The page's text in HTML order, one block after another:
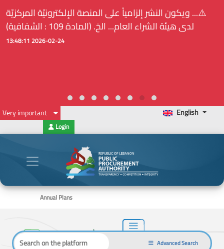
⚠️... ويكون النشر إلزامياً على المنصة الإلكترونيّة المركزيّة
لدى هيئة الشراء العام... الخ. (المادة 109 : الشفافية)
2026-02-24 13:48:11
Very important English
Login
Annual Plans
Advanced Search